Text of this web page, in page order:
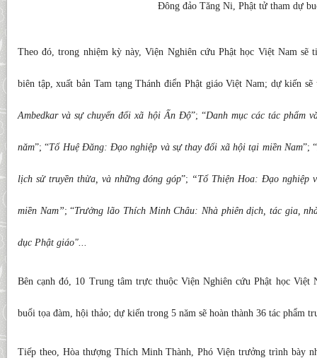
Đông đảo Tăng Ni, Phật tử tham dự
Theo đó, trong nhiệm kỳ này, Viện Nghiên cứu Phật học Việt Nam sẽ
biên tập, xuất bản Tam tạng Thánh điển Phật giáo Việt Nam; dự kiến
Ambedkar và sự chuyển đổi xã hội Ấn Độ”; “Danh mục các tác phẩm
năm”; “Tổ Huệ Đăng: Đạo nghiệp và sự thay đổi xã hội tại miền Nam”; “
lịch sử truyền thừa, và những đóng góp”; “Tổ Thiện Hoa: Đạo nghiệp
miền Nam”; “Trưởng lão Thích Minh Châu: Nhà phiên dịch, tác gia,
dục Phật giáo"...
Bên cạnh đó, 10 Trung tâm trực thuộc Viện Nghiên cứu Phật học Việt
buổi tọa đàm, hội thảo; dự kiến trong 5 năm sẽ hoàn thành 36 tác phẩm
Tiếp theo, Hòa thượng Thích Minh Thành, Phó Viện trưởng trình bày